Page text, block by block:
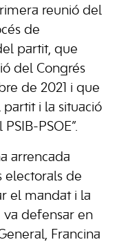
reunió del
de
partit, que
del Congrés
de 2021 i que
i la situació
PSOE”.
arrencada
electorals de
el mandat i la
va defensar en
Francina